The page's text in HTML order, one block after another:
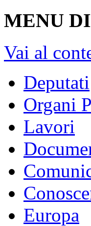
MENU
Vai al
Deputati
Organi
Lavori
Europa